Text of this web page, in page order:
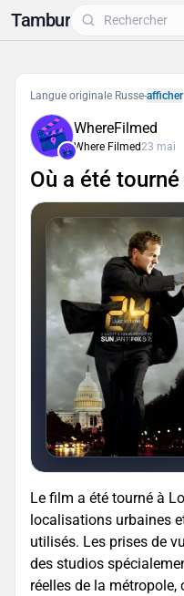
Tambur
Langue originale Russe-afficher
WhereFilmed
Where Filmed23 mai
Où a été
Le film a été tourné à
localisations urbaines
utilisés. Les prises de
des studios
réelles de la